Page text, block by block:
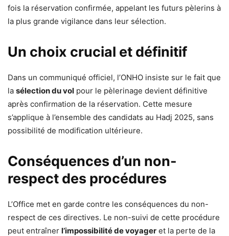
fois la réservation confirmée, appelant les futurs pèlerins à
la plus grande vigilance dans leur sélection.
Un choix crucial et définitif
Dans un communiqué officiel, l’ONHO insiste sur le fait que
la sélection du vol pour le pèlerinage devient définitive
après confirmation de la réservation. Cette mesure
s’applique à l’ensemble des candidats au Hadj 2025, sans
possibilité de modification ultérieure.
Conséquences d’un non-
respect des procédures
L’Office met en garde contre les conséquences du non-
respect de ces directives. Le non-suivi de cette procédure
peut entraîner l’impossibilité de voyager et la perte de la